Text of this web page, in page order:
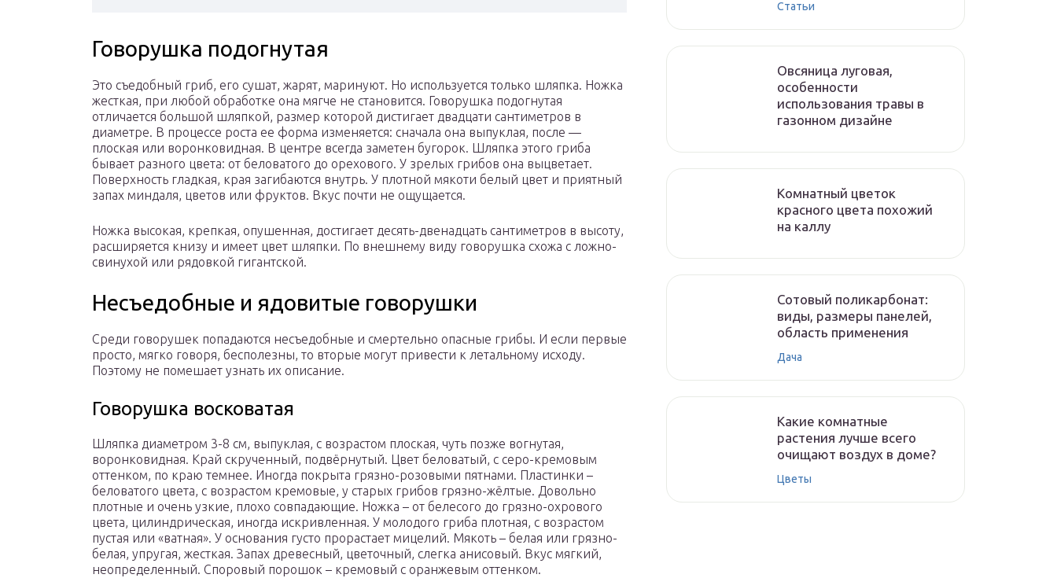
Говорушка подогнутая
Это съедобный гриб, его сушат, жарят, маринуют. Но используется только шляпка. Ножка
жесткая, при любой обработке она мягче не становится. Говорушка подогнутая
отличается большой шляпкой, размер которой дистигает двадцати сантиметров в
диаметре. В процессе роста ее форма изменяется: сначала она выпуклая, после —
плоская или воронковидная. В центре всегда заметен бугорок. Шляпка этого гриба
бывает разного цвета: от беловатого до орехового. У зрелых грибов она выцветает.
Поверхность гладкая, края загибаются внутрь. У плотной мякоти белый цвет и приятный
запах миндаля, цветов или фруктов. Вкус почти не ощущается.
Ножка высокая, крепкая, опушенная, достигает десять-двенадцать сантиметров в высоту,
расширяется книзу и имеет цвет шляпки. По внешнему виду говорушка схожа с ложно-
свинухой или рядовкой гигантской.
Несъедобные и ядовитые говорушки
Среди говорушек попадаются несъедобные и смертельно опасные грибы. И если первые
просто, мягко говоря, бесполезны, то вторые могут привести к летальному исходу.
Поэтому не помешает узнать их описание.
Говорушка восковатая
Шляпка диаметром 3-8 см, выпуклая, с возрастом плоская, чуть позже вогнутая,
воронковидная. Край скрученный, подвёрнутый. Цвет беловатый, с серо-кремовым
оттенком, по краю темнее. Иногда покрыта грязно-розовыми пятнами. Пластинки –
беловатого цвета, с возрастом кремовые, у старых грибов грязно-жёлтые. Довольно
плотные и очень узкие, плохо совпадающие. Ножка – от белесого до грязно-охрового
цвета, цилиндрическая, иногда искривленная. У молодого гриба плотная, с возрастом
пустая или «ватная». У основания густо прорастает мицелий. Мякоть – белая или грязно-
белая, упругая, жесткая. Запах древесный, цветочный, слегка анисовый. Вкус мягкий,
неопределенный. Споровый порошок – кремовый с оранжевым оттенком.
Статьи
Овсяница луговая,
особенности
использования травы в
газонном дизайне
Комнатный цветок
красного цвета похожий
на каллу
Сотовый поликарбонат:
виды, размеры панелей,
область применения
Дача
Какие комнатные
растения лучше всего
очищают воздух в доме?
Цветы